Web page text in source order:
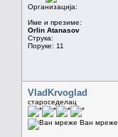
Организација:
Име и презиме:
Orlin Atanasov
Струка:
Поруке: 11
VladKrvoglad
староседелац
Ван мреже